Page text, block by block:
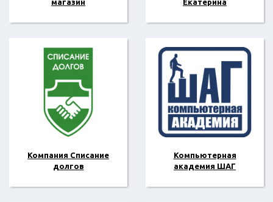
магазин
Екатерина
Компания Списание
долгов
Компьютерная
академия ШАГ